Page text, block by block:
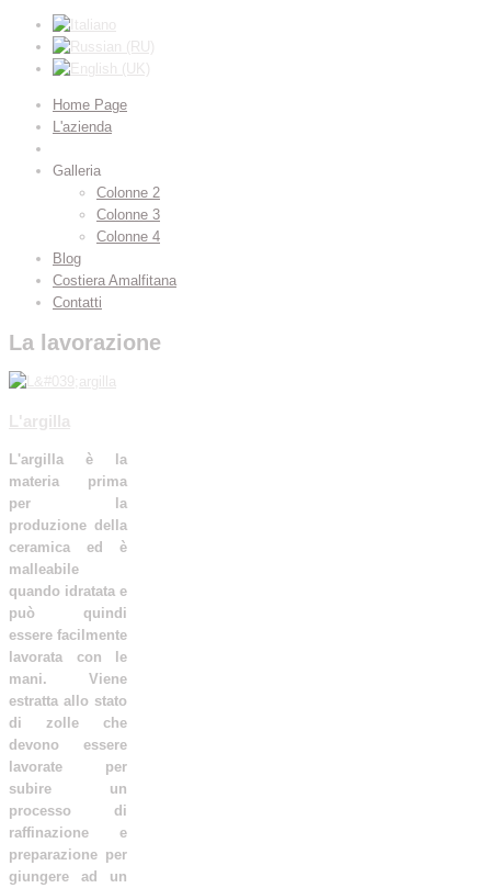
Home Page
L'azienda
Galleria
Colonne 2
Colonne 3
Colonne 4
Blog
Costiera Amalfitana
Contatti
La lavorazione
L'argilla
L'argilla è la
materia prima
per la
produzione della
ceramica ed è
malleabile
quando idratata e
può quindi
essere facilmente
lavorata con le
mani. Viene
estratta allo stato
di zolle che
devono essere
lavorate per
subire un
processo di
raffinazione e
preparazione per
giungere ad un